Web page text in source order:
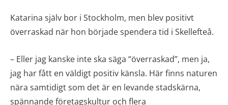
Katarina själv bor i Stockholm, men blev positivt
överraskad när hon började spendera tid i Skellefteå.
– Eller jag kanske inte ska säga “överraskad”, men ja,
jag har fått en väldigt positiv känsla. Här finns naturen
nära samtidigt som det är en levande stadskärna,
spännande företagskultur och flera